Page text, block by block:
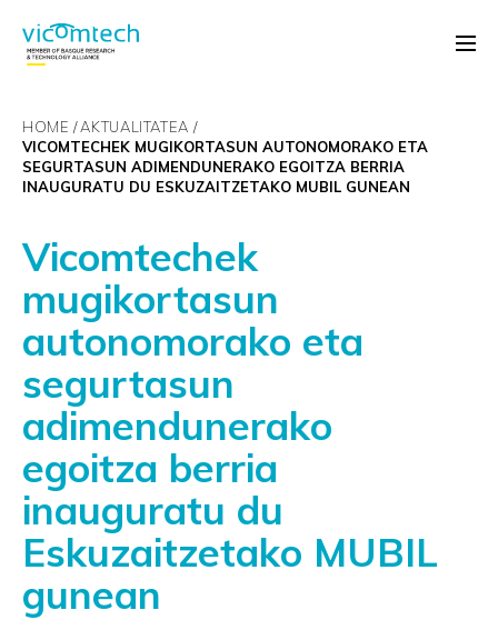
HOME
AKTUALITATEA
VICOMTECHEK MUGIKORTASUN AUTONOMORAKO ETA
SEGURTASUN ADIMENDUNERAKO EGOITZA BERRIA
INAUGURATU DU ESKUZAITZETAKO MUBIL GUNEAN
Vicomtechek
mugikortasun
autonomorako eta
segurtasun
adimendunerako
egoitza berria
inauguratu du
Eskuzaitzetako MUBIL
gunean